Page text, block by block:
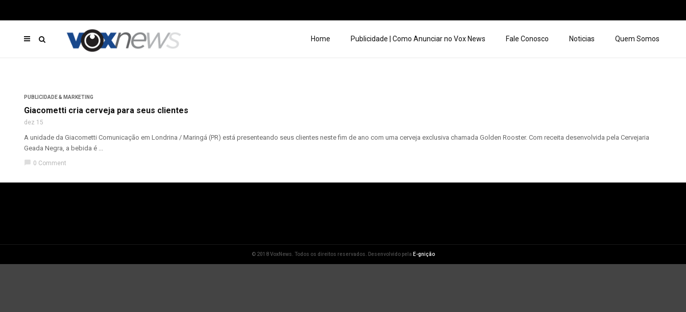
Home Publicidade | Como Anunciar no Vox News Fale Conosco Noticias Quem Somos
PUBLICIDADE & MARKETING
Giacometti cria cerveja para seus clientes
dez 15
A unidade da Giacometti Comunicação em Londrina / Maringá (PR) está presenteando seus clientes neste fim de ano com uma cerveja exclusiva chamada Golden Rooster. Com receita desenvolvida pela Cervejaria
Geada Negra, a bebida é ...
chat_bubble 0 Comment
© 2018 VoxNews. Todos os direitos reservados. Desenvolvido pela E-gnição